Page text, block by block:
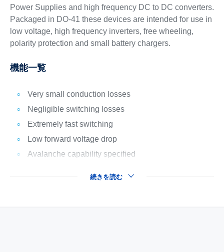
Power Supplies and high frequency DC to DC converters.
Packaged in DO-41 these devices are intended for use in
low voltage, high frequency inverters, free wheeling,
polarity protection and small battery chargers.
機能一覧
Very small conduction losses
Negligible switching losses
Extremely fast switching
Low forward voltage drop
Avalanche capability specified
続きを読む